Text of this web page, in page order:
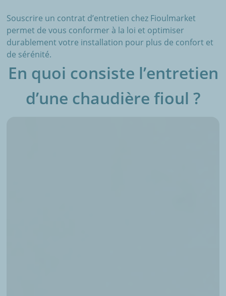
Souscrire un contrat d’entretien chez Fioulmarket
permet de vous conformer à la loi et optimiser
durablement votre installation pour plus de confort et
de sérénité.
En quoi consiste l’entretien
d’une chaudière fioul ?